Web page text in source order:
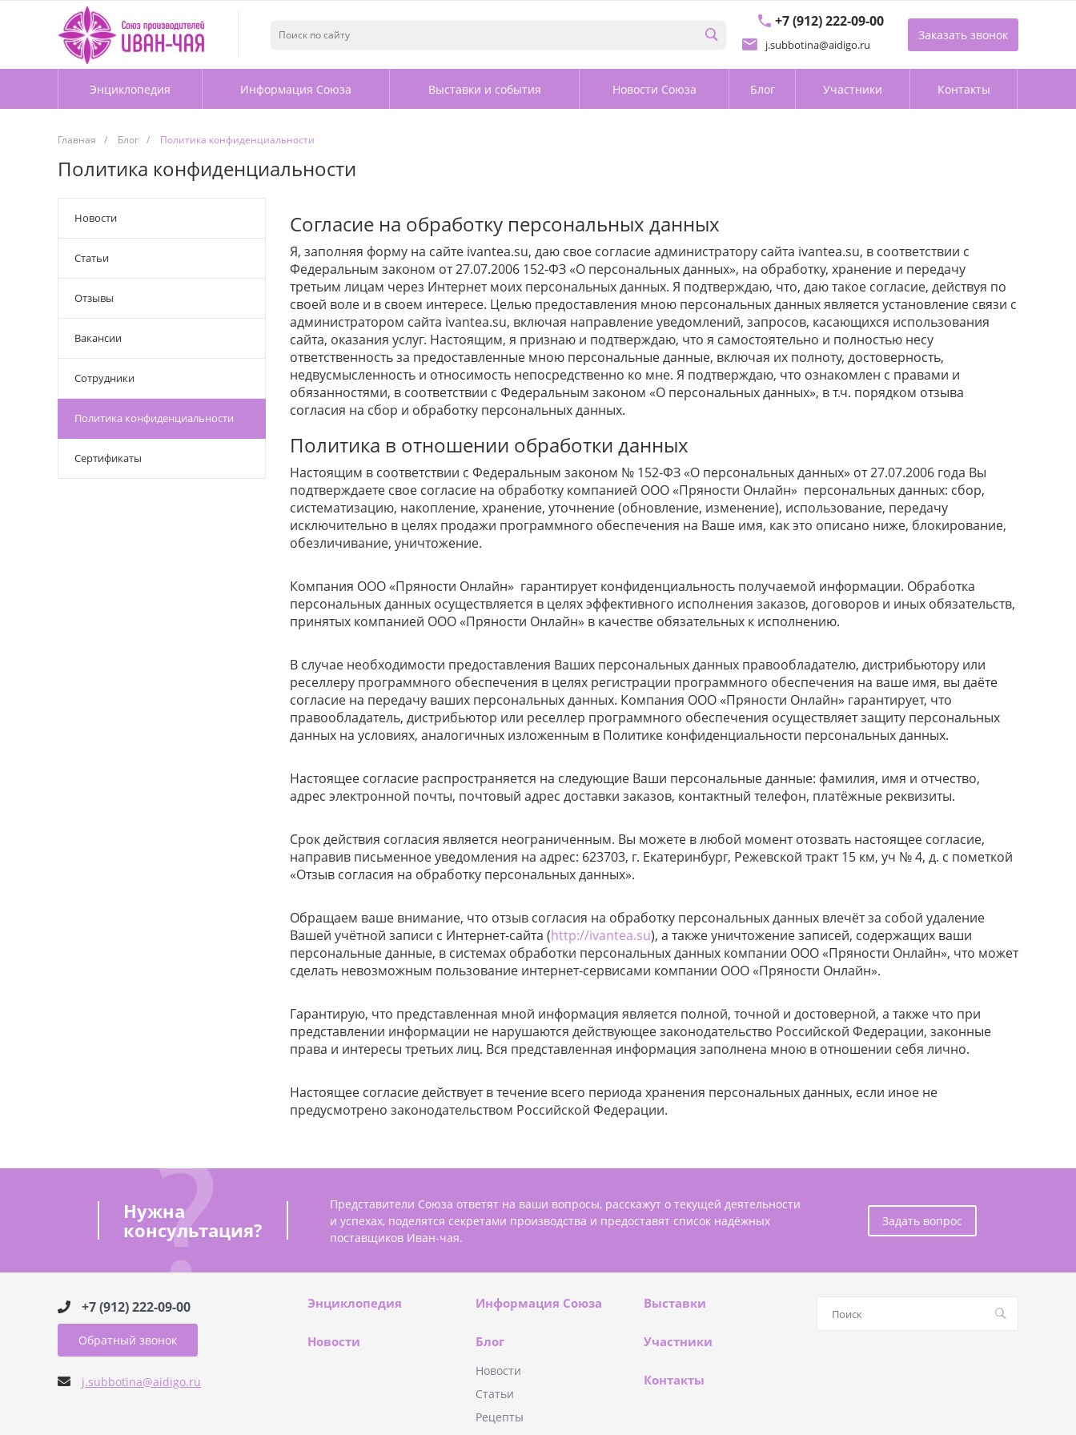
+7 (912) 222-09-00
j.subbotina@aidigo.ru
Заказать звонок
Энциклопедия Информация Союза Выставки и события Новости Союза Блог Участники Контакты
Главная / Блог / Политика конфиденциальности
Политика конфиденциальности
Новости
Статьи
Отзывы
Вакансии
Сотрудники
Политика конфиденциальности
Сертификаты
Согласие на обработку персональных данных
Я, заполняя форму на сайте ivantea.su, даю свое согласие администратору сайта ivantea.su, в соответствии с
Федеральным законом от 27.07.2006 152-ФЗ «О персональных данных», на обработку, хранение и передачу
третьим лицам через Интернет моих персональных данных. Я подтверждаю, что, даю такое согласие, действуя по
своей воле и в своем интересе. Целью предоставления мною персональных данных является установление связи с
администратором сайта ivantea.su, включая направление уведомлений, запросов, касающихся использования
сайта, оказания услуг. Настоящим, я признаю и подтверждаю, что я самостоятельно и полностью несу
ответственность за предоставленные мною персональные данные, включая их полноту, достоверность,
недвусмысленность и относимость непосредственно ко мне. Я подтверждаю, что ознакомлен с правами и
обязанностями, в соответствии с Федеральным законом «О персональных данных», в т.ч. порядком отзыва
согласия на сбор и обработку персональных данных.
Политика в отношении обработки данных
Настоящим в соответствии с Федеральным законом № 152-ФЗ «О персональных данных» от 27.07.2006 года Вы
подтверждаете свое согласие на обработку компанией ООО «Пряности Онлайн» персональных данных: сбор,
систематизацию, накопление, хранение, уточнение (обновление, изменение), использование, передачу
исключительно в целях продажи программного обеспечения на Ваше имя, как это описано ниже, блокирование,
обезличивание, уничтожение.
Компания ООО «Пряности Онлайн» гарантирует конфиденциальность получаемой информации. Обработка
персональных данных осуществляется в целях эффективного исполнения заказов, договоров и иных обязательств,
принятых компанией ООО «Пряности Онлайн» в качестве обязательных к исполнению.
В случае необходимости предоставления Ваших персональных данных правообладателю, дистрибьютору или
реселлеру программного обеспечения в целях регистрации программного обеспечения на ваше имя, вы даёте
согласие на передачу ваших персональных данных. Компания ООО «Пряности Онлайн» гарантирует, что
правообладатель, дистрибьютор или реселлер программного обеспечения осуществляет защиту персональных
данных на условиях, аналогичных изложенным в Политике конфиденциальности персональных данных.
Настоящее согласие распространяется на следующие Ваши персональные данные: фамилия, имя и отчество,
адрес электронной почты, почтовый адрес доставки заказов, контактный телефон, платёжные реквизиты.
Срок действия согласия является неограниченным. Вы можете в любой момент отозвать настоящее согласие,
направив письменное уведомления на адрес: 623703, г. Екатеринбург, Режевской тракт 15 км, уч № 4, д. с пометкой
«Отзыв согласия на обработку персональных данных».
Обращаем ваше внимание, что отзыв согласия на обработку персональных данных влечёт за собой удаление
Вашей учётной записи с Интернет-сайта (http://ivantea.su), а также уничтожение записей, содержащих ваши
персональные данные, в системах обработки персональных данных компании ООО «Пряности Онлайн», что может
сделать невозможным пользование интернет-сервисами компании ООО «Пряности Онлайн».
Гарантирую, что представленная мной информация является полной, точной и достоверной, а также что при
представлении информации не нарушаются действующее законодательство Российской Федерации, законные
права и интересы третьих лиц. Вся представленная информация заполнена мною в отношении себя лично.
Настоящее согласие действует в течение всего периода хранения персональных данных, если иное не
предусмотрено законодательством Российской Федерации.
Нужна
консультация?
Представители Союза ответят на ваши вопросы, расскажут о текущей деятельности
и успехах, поделятся секретами производства и предоставят список надёжных
поставщиков Иван-чая.
Задать вопрос
+7 (912) 222-09-00
Обратный звонок
j.subbotina@aidigo.ru
Энциклопедия Информация Союза Выставки
Новости Блог
Новости
Статьи
Рецепты
Участники
Контакты